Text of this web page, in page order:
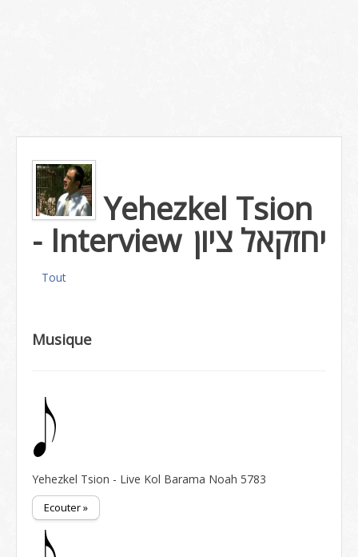
Yehezkel Tsion
- Interview יחזקאל ציון
Tout
Musique
Yehezkel Tsion - Live Kol Barama Noah 5783
Ecouter »